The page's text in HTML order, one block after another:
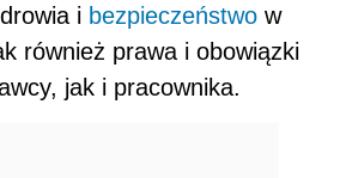
i bezpieczeństwo w
również prawa i obowiązki
jak i pracownika.